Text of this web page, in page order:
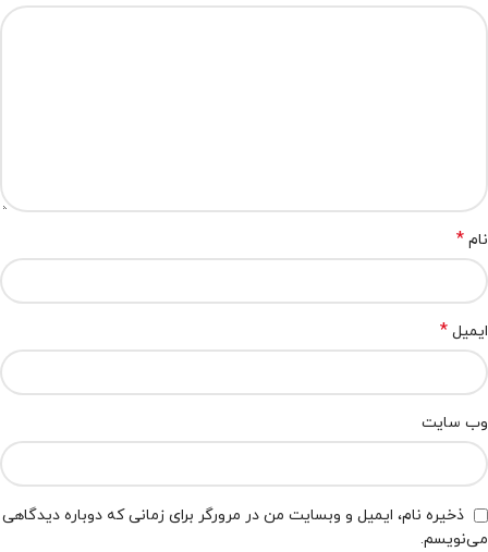
نام *
ایمیل *
وب‌ سایت
ذخیره نام، ایمیل و وبسایت من در مرورگر برای زمانی که دوباره دیدگاهی
می‌نویسم.